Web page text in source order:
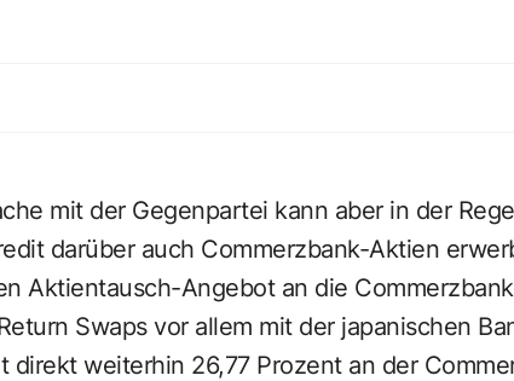
mit der Gegenpartei kann aber in der
darüber auch Commerzbank-Aktien
Aktientausch-Angebot an die
Swaps vor allem mit der japanischen
direkt weiterhin 26,77 Prozent an der